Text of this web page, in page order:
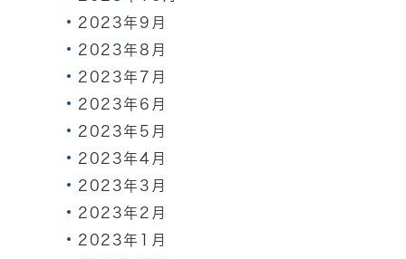
2023年9月
2023年8月
2023年7月
2023年6月
2023年5月
2023年4月
2023年3月
2023年2月
2023年1月